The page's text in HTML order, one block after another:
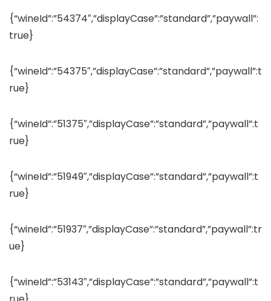
{“wineId”:”54374″,”displayCase”:”standard”,”paywall”:
true}
{“wineId”:”54375″,”displayCase”:”standard”,”paywall”:t
rue}
{“wineId”:”51375″,”displayCase”:”standard”,”paywall”:t
rue}
{“wineId”:”51949″,”displayCase”:”standard”,”paywall”:t
rue}
{“wineId”:”51937″,”displayCase”:”standard”,”paywall”:tr
ue}
{“wineId”:”53143″,”displayCase”:”standard”,”paywall”:t